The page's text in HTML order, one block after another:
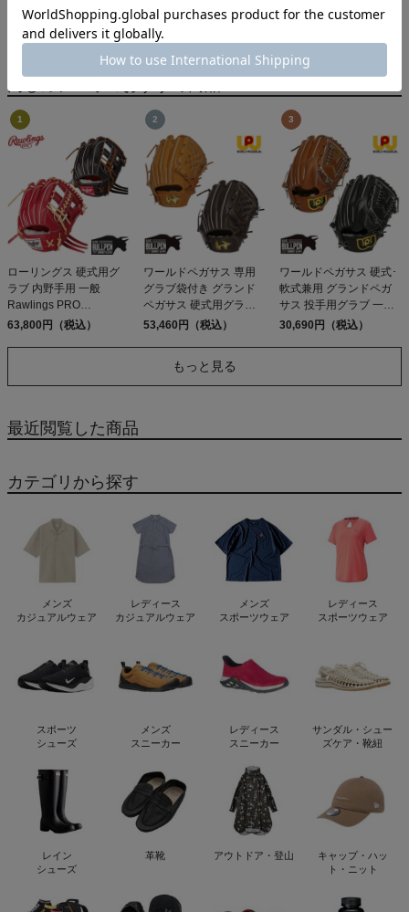
デイパック 26L
PATAGONIA REFUGIO
15,950円（税込）
ジャケット PATAGONIA
MS HOUDINI JKT
13,558円（税込）
同じカテゴリのおすすめ商品
ローリングス 硬式用グ
ラブ 内野手用 一般
Rawlings PRO
PREFERRED Wizard
63,800円（税込）
ワールドペガサス 専用
グラブ袋付き グランド
ペガサス 硬式用グラブ
投手・内野手兼用 一般
年モデル 野球 硬式 グロ
ーブ コユニ 高校野球 大
PEGASUS WAGYU
53,460円（税込）
ワールドペガサス 硬式･
軟式兼用 グランドペガ
サス 投手用グラブ 一般
ピッチャー 小指2本入れ
ルマリオ WORLD
30,690円（税込）
もっと見る
最近閲覧した商品
カテゴリから探す
メンズ
カジュアルウェア
レディース
カジュアルウェア
メンズ
スポーツウェア
レディース
スポーツウェア
スポーツ
シューズ
メンズ
スニーカー
レディース
スニーカー
サンダル・シュー
ズケア・靴紐
レイン
シューズ
革靴 アウトドア・登山
キャップ・ハッ
ト・ニット